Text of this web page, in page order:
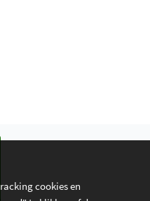
cookies en